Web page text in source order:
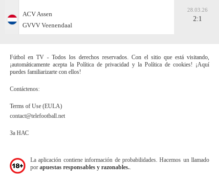
ACV Assen
GVVV Veenendaal
28.03.26
2:1
Fútbol en TV - Todos los derechos reservados. Con el sitio que está visitando,
¡automáticamente acepta la Política de privacidad y la Política de cookies! ¡Aquí
puedes familiarizarte con ellos!
Contáctenos:
Terms of Use (EULA)
contact@telefootball.net
За НАС
La aplicación contiene información de probabilidades. Hacemos un llamado
por apuestas responsables y razonables.